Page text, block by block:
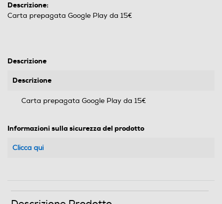
Descrizione:
Carta prepagata Google Play da 15€
Descrizione
Descrizione
Carta prepagata Google Play da 15€
Informazioni sulla sicurezza del prodotto
Clicca qui